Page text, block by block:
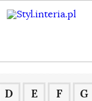
D E F G